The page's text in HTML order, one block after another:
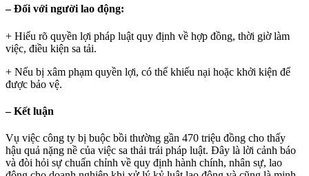
– Đối với người lao động:
+ Hiểu rõ quyền lợi pháp luật quy định về hợp đồng, thời giờ làm
việc, điều kiện sa tải.
+ Nếu bị xâm phạm quyền lợi, có thể khiếu nại hoặc khởi kiện để
được bảo vệ.
– Kết luận
Vụ việc công ty bị buộc bồi thường gần 470 triệu đồng cho thấy
hậu quả nặng nề của việc sa thải trái pháp luật. Đây là lời cảnh báo
và đòi hỏi sự chuẩn chỉnh về quy định hành chính, nhân sự, lao